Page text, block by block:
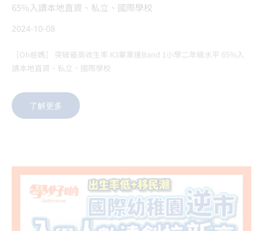
65%入讀本地直資、私立、國際學校
2024-10-08
［Oh爸媽］ 突破最高收生率 K3畢業達Band 1小學二年級水平 65%入
讀本地直資、私立、國際學校
了解更多